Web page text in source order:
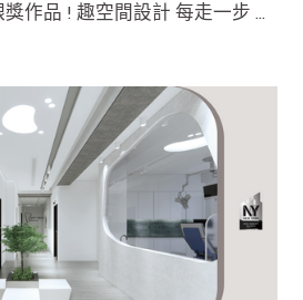
作品 ! 趣空間設計 每走一步 都
領著信徒向內心的淨土邁進